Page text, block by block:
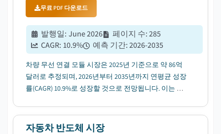
무료 PDF 다운로드
발행일: June 2026 페이지 수:285
CAGR: 10.9% 예측 기간:2026-2035
차량 무선 연결 모듈 시장은 2025년 기준으로 약 86억
달러로 추정되며, 2026년부터 2035년까지 연평균 성장
률(CAGR) 10.9%로 성장할 것으로 전망됩니다. 이는 커
자동차 반도체 시장